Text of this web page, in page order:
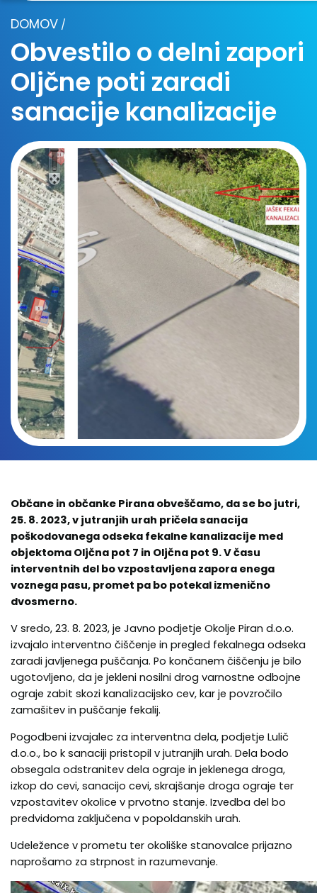
DOMOV /
Obvestilo o delni zapori
Oljčne poti zaradi
sanacije kanalizacije
Občane in občanke Pirana obveščamo, da se bo jutri,
25. 8. 2023, v jutranjih urah pričela sanacija
poškodovanega odseka fekalne kanalizacije med
objektoma Oljčna pot 7 in Oljčna pot 9. V času
interventnih del bo vzpostavljena zapora enega
voznega pasu, promet pa bo potekal izmenično
dvosmerno.
V sredo, 23. 8. 2023, je Javno podjetje Okolje Piran d.o.o.
izvajalo interventno čiščenje in pregled fekalnega odseka
zaradi javljenega puščanja. Po končanem čiščenju je bilo
ugotovljeno, da je jekleni nosilni drog varnostne odbojne
ograje zabit skozi kanalizacijsko cev, kar je povzročilo
zamašitev in puščanje fekalij.
Pogodbeni izvajalec za interventna dela, podjetje Lulič
d.o.o., bo k sanaciji pristopil v jutranjih urah. Dela bodo
obsegala odstranitev dela ograje in jeklenega droga,
izkop do cevi, sanacijo cevi, skrajšanje droga ograje ter
vzpostavitev okolice v prvotno stanje. Izvedba del bo
predvidoma zaključena v popoldanskih urah.
Udeležence v prometu ter okoliške stanovalce prijazno
naprošamo za strpnost in razumevanje.